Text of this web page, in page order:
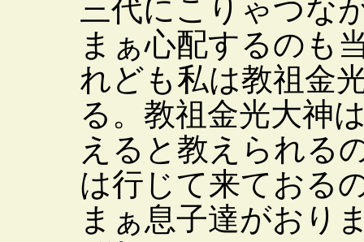
三代にこりゃつな
まぁ心配するのも
れども私は教祖金
る。教祖金光大神
えると教えられる
は行じて来ておる
まぁ息子達がおり